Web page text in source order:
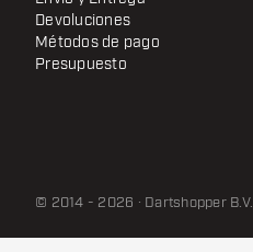
Devoluciones
Métodos de pago
Presupuesto
© 2014 - 2026 · Dartshopper B.V.